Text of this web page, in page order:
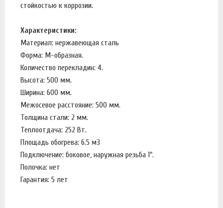
стойкостью к коррозии.
Характеристики:
Материал: нержавеющая сталь
Форма: М-образная.
Количество перекладин: 4.
Высота: 500 мм.
Ширина: 600 мм.
Межосевое расстояние: 500 мм.
Толщина стали: 2 мм.
Теплоотдача: 252 Вт.
Площадь обогрева: 6.5 м3
Подключение: боковое, наружная резьба 1".
Полочка: нет
Гарантия: 5 лет